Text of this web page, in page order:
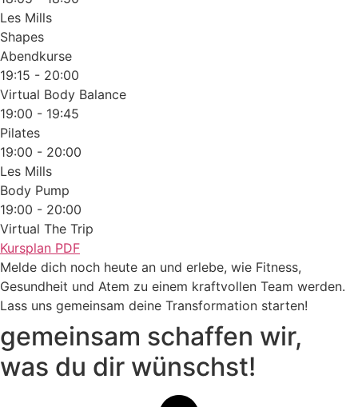
Les Mills
Shapes
Abendkurse
19:15 - 20:00
Virtual Body Balance
19:00 - 19:45
Pilates
19:00 - 20:00
Les Mills
Body Pump
19:00 - 20:00
Virtual The Trip
Kursplan PDF
Melde dich noch heute an und erlebe, wie Fitness,
Gesundheit und Atem zu einem kraftvollen Team werden.
Lass uns gemeinsam deine Transformation starten!
gemeinsam schaffen wir,
was du dir wünschst!